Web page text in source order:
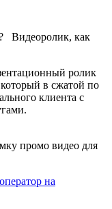
Видеоролик, как
промо видео для
на